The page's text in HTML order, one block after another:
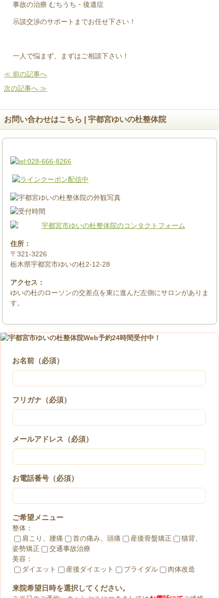
事故の治療 むちうち・後遺症
示談交渉のサポートまでお任せ下さい！
一人で悩まず、まずはご相談下さい！
≪ 前の記事へ
次の記事へ ≫
お問い合わせはこちら | 宇都宮ゆいの杜整体院
住所：
〒321-3226
栃木県宇都宮市ゆいの杜2-12-28
アクセス：
ゆいの杜のローソンの交差点を東に進んだ左側にサロンがありま
す。
お名前（必須）
フリガナ（必須）
メールアドレス（必須）
お電話番号（必須）
ご希望メニュー
整体：
肩こり、腰痛
首の痛み、頭痛 産後骨盤矯正
猫背、
姿勢矯正
交通事故治療
美容：
ダイエット
産後ダイエット ブライダル 肉体改造
来院希望日時を選択してください。